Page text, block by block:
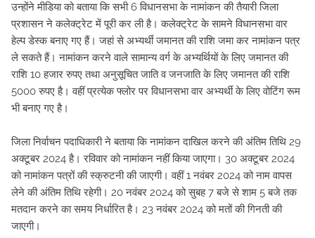
उन्होंने मीडिया को बताया कि सभी 6 विधानसभा के नामांकन की तैयारी जिला
प्रशासन ने कलेक्ट्रेट में पूरी कर ली है। कलेक्ट्रेट के सामने विधानसभा वार
हेल्प डेस्क बनाए गए हैं। जहां से अभ्यर्थी जमानत की राशि जमा कर नामांकन पत्र
ले सकते हैं। नामांकन करने वाले सामान्य वर्ग के अभ्यर्थियों के लिए जमानत की
राशि 10 हजार रुपए तथा अनुसूचित जाति व जनजाति के लिए जमानत की राशि
5000 रुपए है। वहीं प्रत्येक फ्लोर पर विधानसभा वार अभ्यर्थी के लिए वोटिंग रूम
भी बनाए गए है।
जिला निर्वाचन पदाधिकारी ने बताया कि नामांकन दाखिल करने की अंतिम तिथि 29
अक्टूबर 2024 है। रविवार को नामांकन नहीं किया जाएगा। 30 अक्टूबर 2024
को नामांकन पत्रों की स्क्रुटनी की जाएगी। वहीं 1 नवंबर 2024 को नाम वापस
लेने की अंतिम तिथि रहेगी। 20 नवंबर 2024 को सुबह 7 बजे से शाम 5 बजे तक
मतदान करने का समय निर्धारित है। 23 नवंबर 2024 को मतों की गिनती की
जाएगी।